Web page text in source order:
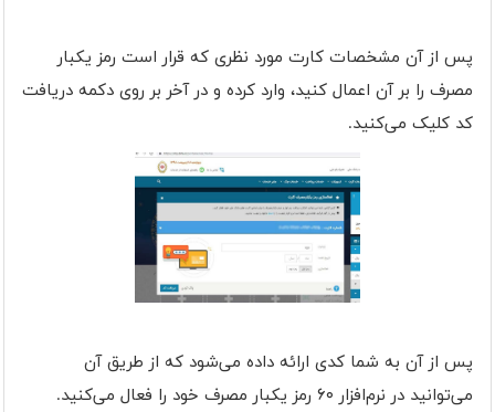
پس از آن مشخصات کارت مورد نظری که قرار است رمز یکبار
مصرف را بر آن اعمال کنید، وارد کرده و در آخر بر روی دکمه دریافت
کد کلیک می‌کنید.
پس از آن به شما کدی ارائه داده می‌شود که از طریق آن
می‌توانید در نرم‌افزار ۶۰ رمز یکبار مصرف خود را فعال می‌کنید.